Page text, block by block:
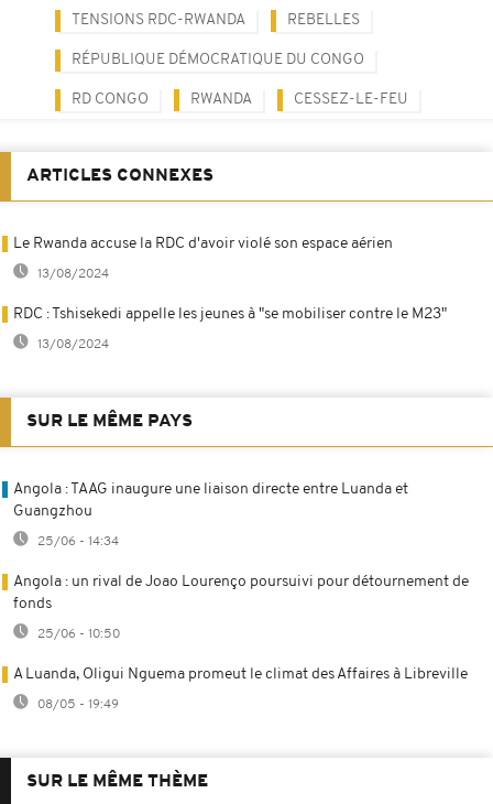
TENSIONS RDC-RWANDA REBELLES
RÉPUBLIQUE DÉMOCRATIQUE DU CONGO
RD CONGO RWANDA CESSEZ-LE-FEU
ARTICLES CONNEXES
Le Rwanda accuse la RDC d'avoir violé son espace aérien
13/08/2024
RDC : Tshisekedi appelle les jeunes à "se mobiliser contre le M23"
13/08/2024
SUR LE MÊME PAYS
Angola : TAAG inaugure une liaison directe entre Luanda et
Guangzhou
25/06 - 14:34
Angola : un rival de Joao Lourenço poursuivi pour détournement de
fonds
25/06 - 10:50
A Luanda, Oligui Nguema promeut le climat des Affaires à Libreville
08/05 - 19:49
SUR LE MÊME THÈME